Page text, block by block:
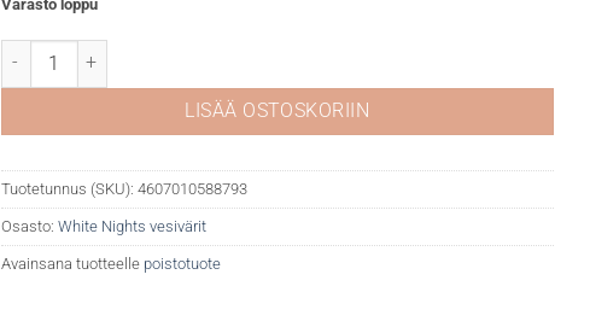
Varasto loppu
White Nights akvarelli 325 Claret määrä
LISÄÄ OSTOSKORIIN
Tuotetunnus (SKU): 4607010588793
Osasto: White Nights vesivärit
Avainsana tuotteelle poistotuote